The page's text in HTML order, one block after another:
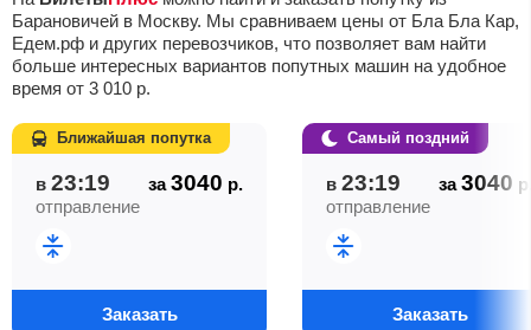
Барановичей в Москву. Мы сравниваем цены от Бла Бла Кар,
Едем.рф и других перевозчиков, что позволяет вам найти
больше интересных вариантов попутных машин на удобное
время от 3 010 р.
в 23:19 за3040 р.
отправление
Заказать
Ближайшая попутка
в 23:19 за3040
отправление
Заказать
Самый поздний